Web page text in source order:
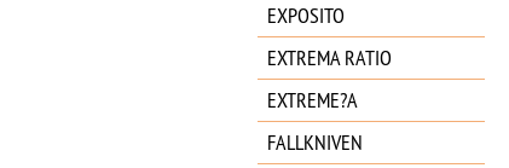
EXPOSITO
EXTREMA RATIO
EXTREME?A
FALLKNIVEN